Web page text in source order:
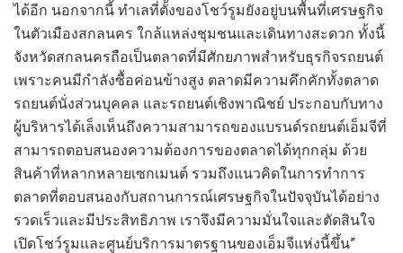
ได้อีก นอกจากนี้ ทำเลที่ตั้งของโชว์รูมยังอยู่บนพื้นที่เศรษฐกิจ
ในตัวเมืองสกลนคร ใกล้แหล่งชุมชนและเดินทางสะดวก ทั้งนี้
จังหวัดสกลนครถือเป็นตลาดที่มีศักยภาพสำหรับธุรกิจรถยนต์
เพราะคนมีกำลังซื้อค่อนข้างสูง ตลาดมีความคึกคักทั้งตลาด
รถยนต์นั่งส่วนบุคคล และรถยนต์เชิงพาณิชย์ ประกอบกับทาง
ผู้บริหารได้เล็งเห็นถึงความสามารถของแบรนด์รถยนต์เอ็มจีที่
สามารถตอบสนองความต้องการของตลาดได้ทุกกลุ่ม ด้วย
สินค้าที่หลากหลายเซกเมนต์ รวมถึงแนวคิดในการทำการ
ตลาดที่ตอบสนองกับสถานการณ์เศรษฐกิจในปัจจุบันได้อย่าง
รวดเร็วและมีประสิทธิภาพ เราจึงมีความมั่นใจและตัดสินใจ
เปิดโชว์รูมและศูนย์บริการมาตรฐานของเอ็มจีแห่งนี้ขึ้น”